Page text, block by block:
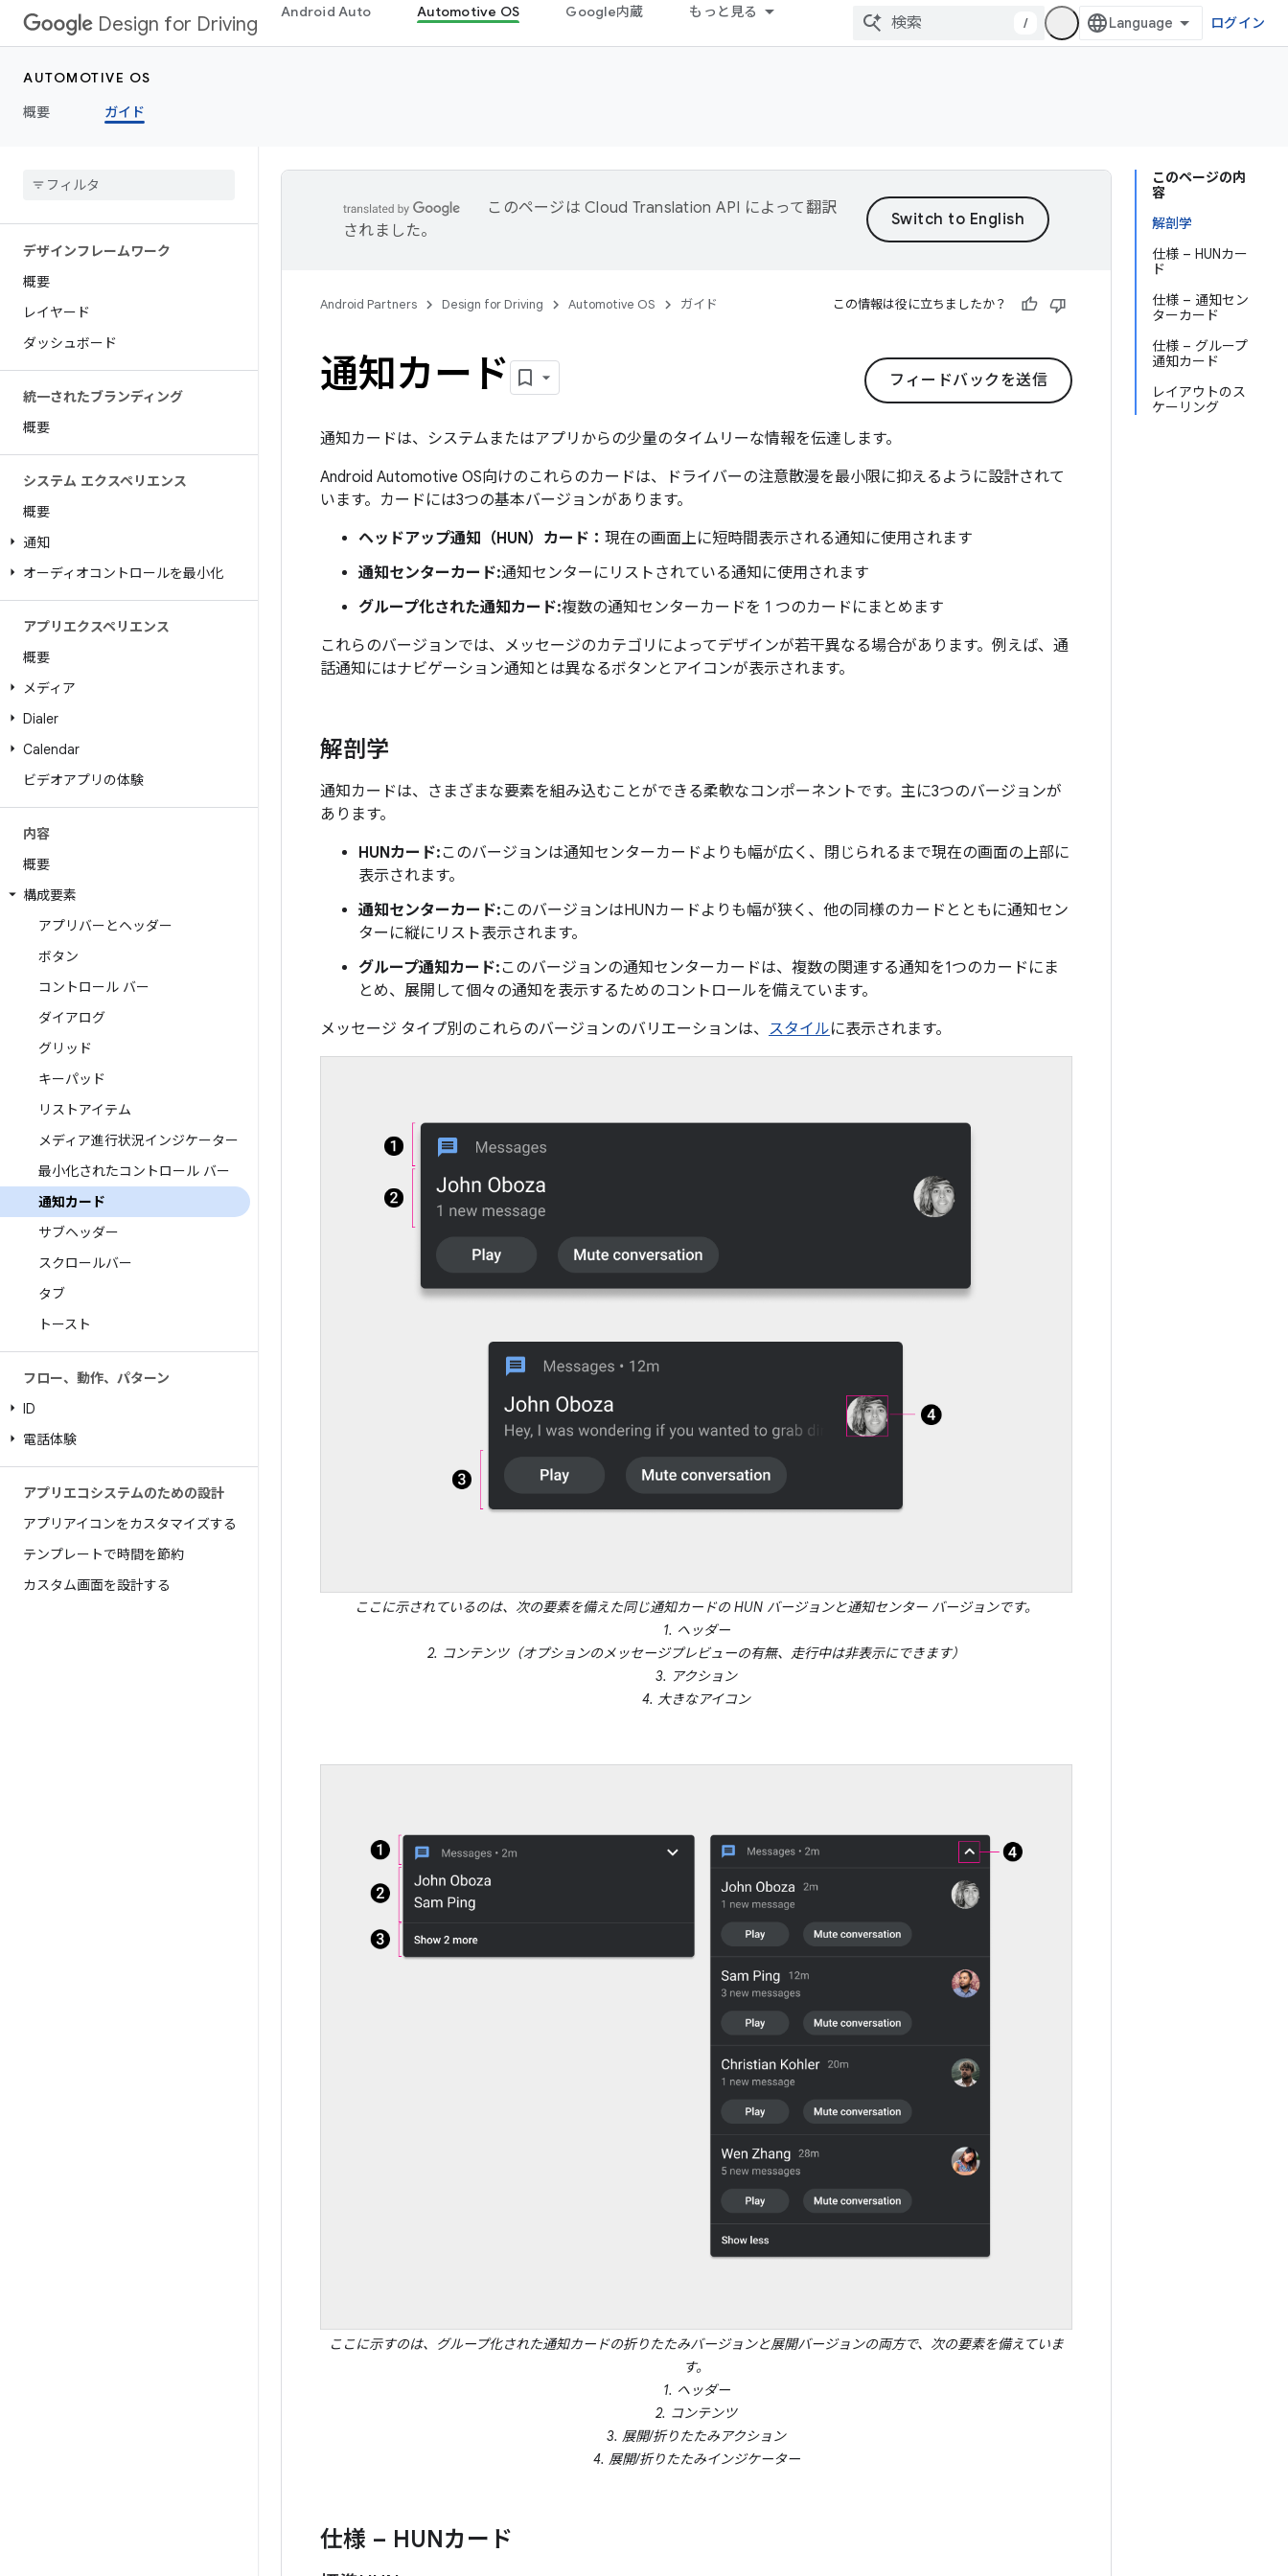
Design for Driving
Android Auto Automotive OS Google内蔵 もっと見る
/ ログイン
AUTOMOTIVE OS
概要
ガイド
デザインフレームワーク
概要
レイヤード
ダッシュボード
統一されたブランディング
概要
システム エクスペリエンス
概要
通知
オーディオコントロールを最小化
アプリエクスペリエンス
概要
メディア
Dialer
Calendar
ビデオアプリの体験
内容
概要
構成要素
アプリバーとヘッダー
ボタン
コントロール バー
ダイアログ
グリッド
キーパッド
リストアイテム
メディア進行状況インジケーター
最小化されたコントロール バー
通知カード
サブヘッダー
スクロールバー
タブ
トースト
フロー、動作、パターン
ID
電話体験
アプリエコシステムのための設計
アプリアイコンをカスタマイズする
テンプレートで時間を節約
カスタム画面を設計する
このページの内
容
解剖学
仕様 – HUNカー
ド
仕様 – 通知セン
ターカード
仕様 – グループ
通知カード
レイアウトのス
ケーリング
このページは Cloud Translation API によって翻訳
されました。
Android Partners Design for Driving Automotive OS ガイド この情報は役に立ちましたか？
フィードバックを送信
通知カード
通知カードは、システムまたはアプリからの少量のタイムリーな情報を伝達します。
Android Automotive OS向けのこれらのカードは、ドライバーの注意散漫を最小限に抑えるように設計されて
います。カードには3つの基本バージョンがあります。
ヘッドアップ通知（HUN）カード： 現在の画面上に短時間表示される通知に使用されます
通知センターカード:通知センターにリストされている通知に使用されます
グループ化された通知カード:複数の通知センターカードを 1 つのカードにまとめます
これらのバージョンでは、メッセージのカテゴリによってデザインが若干異なる場合があります。例えば、通
話通知にはナビゲーション通知とは異なるボタンとアイコンが表示されます。
解剖学
通知カードは、さまざまな要素を組み込むことができる柔軟なコンポーネントです。主に3つのバージョンが
あります。
HUNカード: このバージョンは通知センターカードよりも幅が広く、閉じられるまで現在の画面の上部に
表示されます。
通知センターカード: このバージョンはHUNカードよりも幅が狭く、他の同様のカードとともに通知セン
ターに縦にリスト表示されます。
グループ通知カード: このバージョンの通知センターカードは、複数の関連する通知を1つのカードにま
とめ、展開して個々の通知を表示するためのコントロールを備えています。
メッセージ タイプ別のこれらのバージョンのバリエーションは、 スタイルに表示されます。
ここに示されているのは、次の要素を備えた同じ通知カードの HUN バージョンと通知センター バージョンです。
1. ヘッダー
2. コンテンツ（オプションのメッセージプレビューの有無、走行中は非表示にできます）
3. アクション
4. 大きなアイコン
ここに示すのは、グループ化された通知カードの折りたたみバージョンと展開バージョンの両方で、次の要素を備えていま
す。
1. ヘッダー
2. コンテンツ
3. 展開/折りたたみアクション
4. 展開/折りたたみインジケーター
仕様 – HUNカード